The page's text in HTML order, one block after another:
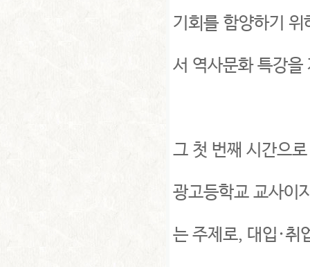
기회를 함양하기
서 역사문화 특강을
그 첫 번째 시간으
광고등학교 교사이
는 주제로, 대입·취